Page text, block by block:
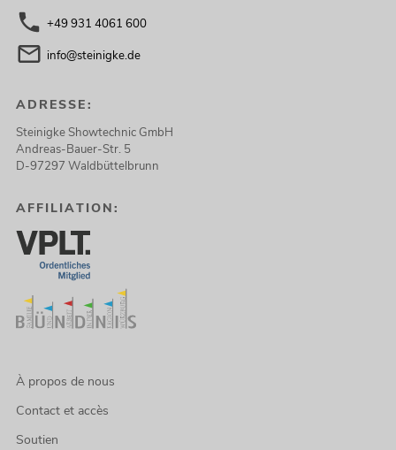
+49 931 4061 600
info@steinigke.de
ADRESSE:
Steinigke Showtechnic GmbH
Andreas-Bauer-Str. 5
D-97297 Waldbüttelbrunn
AFFILIATION:
À propos de nous
Contact et accès
Soutien